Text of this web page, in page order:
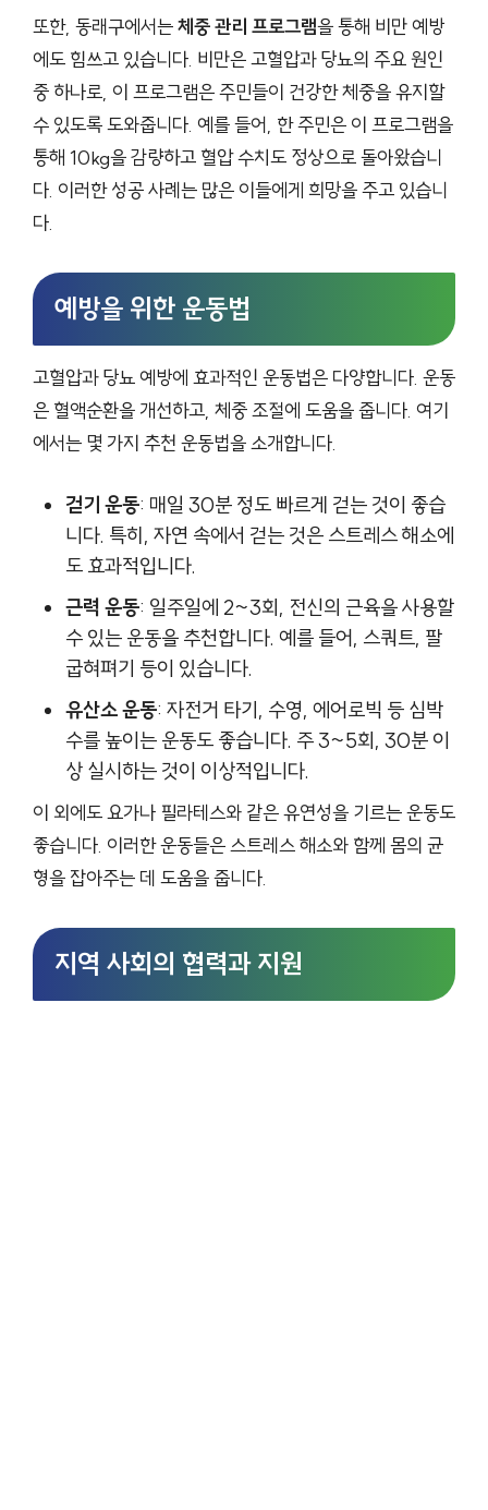
또한, 동래구에서는체중 관리 프로그램을 통해 비만 예방
에도 힘쓰고 있습니다. 비만은 고혈압과 당뇨의 주요 원인
중 하나로, 이 프로그램은 주민들이 건강한 체중을 유지할
수 있도록 도와줍니다. 예를 들어, 한 주민은 이 프로그램을
통해 10kg을 감량하고 혈압 수치도 정상으로 돌아왔습니
다. 이러한 성공 사례는 많은 이들에게 희망을 주고 있습니
다.
예방을 위한 운동법
고혈압과 당뇨 예방에 효과적인 운동법은 다양합니다. 운동
은 혈액순환을 개선하고, 체중 조절에 도움을 줍니다. 여기
에서는 몇 가지 추천 운동법을 소개합니다.
걷기 운동: 매일 30분 정도 빠르게 걷는 것이 좋습
니다. 특히, 자연 속에서 걷는 것은 스트레스 해소에
도 효과적입니다.
근력 운동: 일주일에 2~3회, 전신의 근육을 사용할
수 있는 운동을 추천합니다. 예를 들어, 스쿼트, 팔
굽혀펴기 등이 있습니다.
유산소 운동: 자전거 타기, 수영, 에어로빅 등 심박
수를 높이는 운동도 좋습니다. 주 3~5회, 30분 이
상 실시하는 것이 이상적입니다.
이 외에도 요가나 필라테스와 같은 유연성을 기르는 운동도
좋습니다. 이러한 운동들은 스트레스 해소와 함께 몸의 균
형을 잡아주는 데 도움을 줍니다.
지역 사회의 협력과 지원